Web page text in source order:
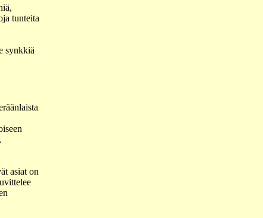
tunteita
synkkiä
asiat on